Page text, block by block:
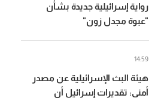
رواية إسرائيلية جديدة بشأن
"عبوة مجدل زون"
هيئة البث الإسرائيلية عن مصدر
أمني: تقديرات إسرائيل أن
14:59